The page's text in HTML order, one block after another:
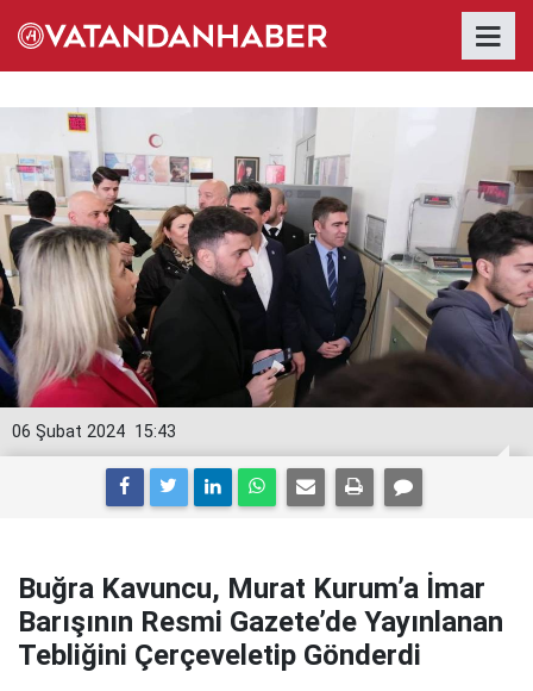
15:43
06 Şubat 2024
Buğra Kavuncu, Murat Kurum’a İmar
Barışının Resmi Gazete’de Yayınlanan
Tebliğini Çerçeveletip Gönderdi